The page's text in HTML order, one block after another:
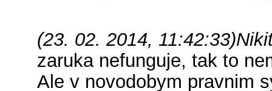
(23. 02. 2014, 11:42:33)
zaruka nefunguje, tak to
Ale v novodobym pravnim